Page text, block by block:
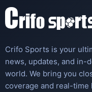
Crifo Sports is your
news, updates, and in-
world. We bring you
coverage and real-time